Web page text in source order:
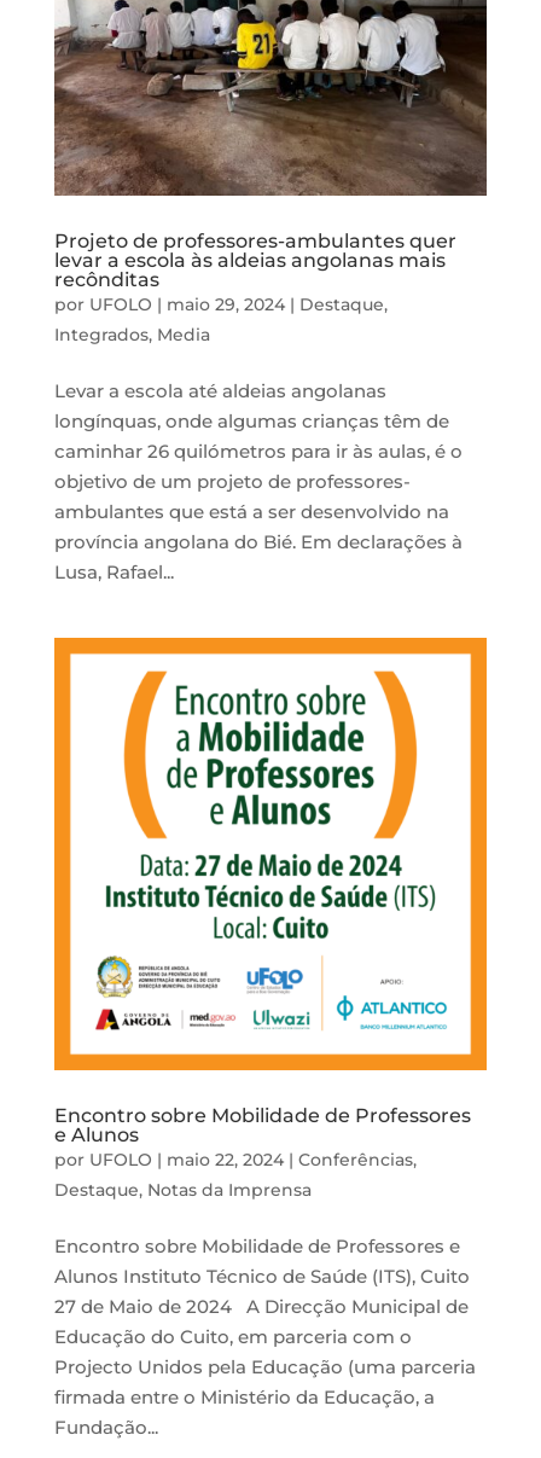
Projeto de professores-ambulantes quer
levar a escola às aldeias angolanas mais
recônditas
por UFOLO | maio 29, 2024| Destaque,
Integrados, Media
Levar a escola até aldeias angolanas
longínquas, onde algumas crianças têm de
caminhar 26 quilómetros para ir às aulas, é o
objetivo de um projeto de professores-
ambulantes que está a ser desenvolvido na
província angolana do Bié. Em declarações à
Lusa, Rafael...
Encontro sobre Mobilidade de Professores
e Alunos
por UFOLO | maio 22, 2024| Conferências,
Destaque, Notas da Imprensa
Encontro sobre Mobilidade de Professores e
Alunos Instituto Técnico de Saúde (ITS), Cuito
27 de Maio de 2024 A Direcção Municipal de
Educação do Cuito, em parceria com o
Projecto Unidos pela Educação (uma parceria
firmada entre o Ministério da Educação, a
Fundação...